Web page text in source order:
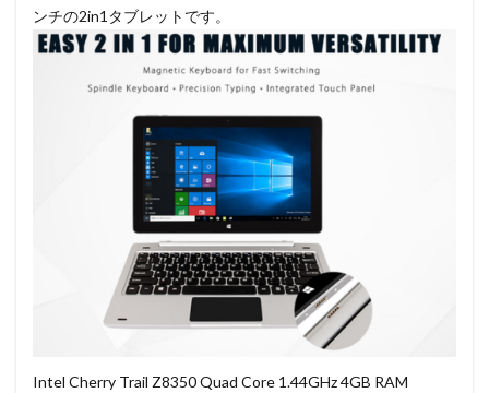
ンチの2in1タブレットです。
Intel Cherry Trail Z8350 Quad Core 1.44GHz 4GB RAM